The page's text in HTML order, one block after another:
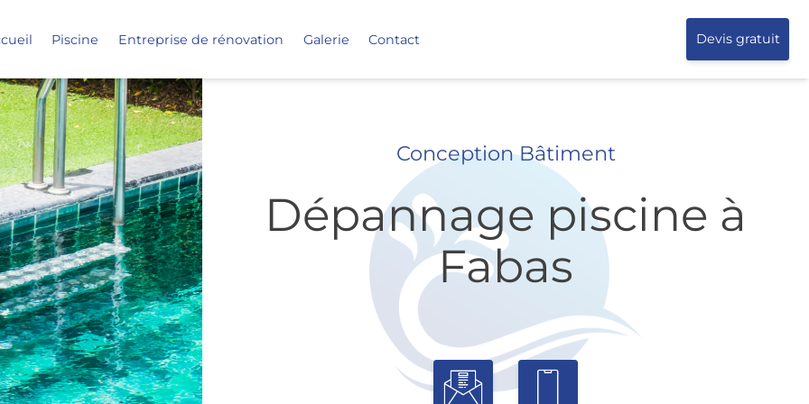
Piscine Entreprise de rénovation Galerie Contact Devis gratuit
Conception Bâtiment
Dépannage piscine à
Fabas